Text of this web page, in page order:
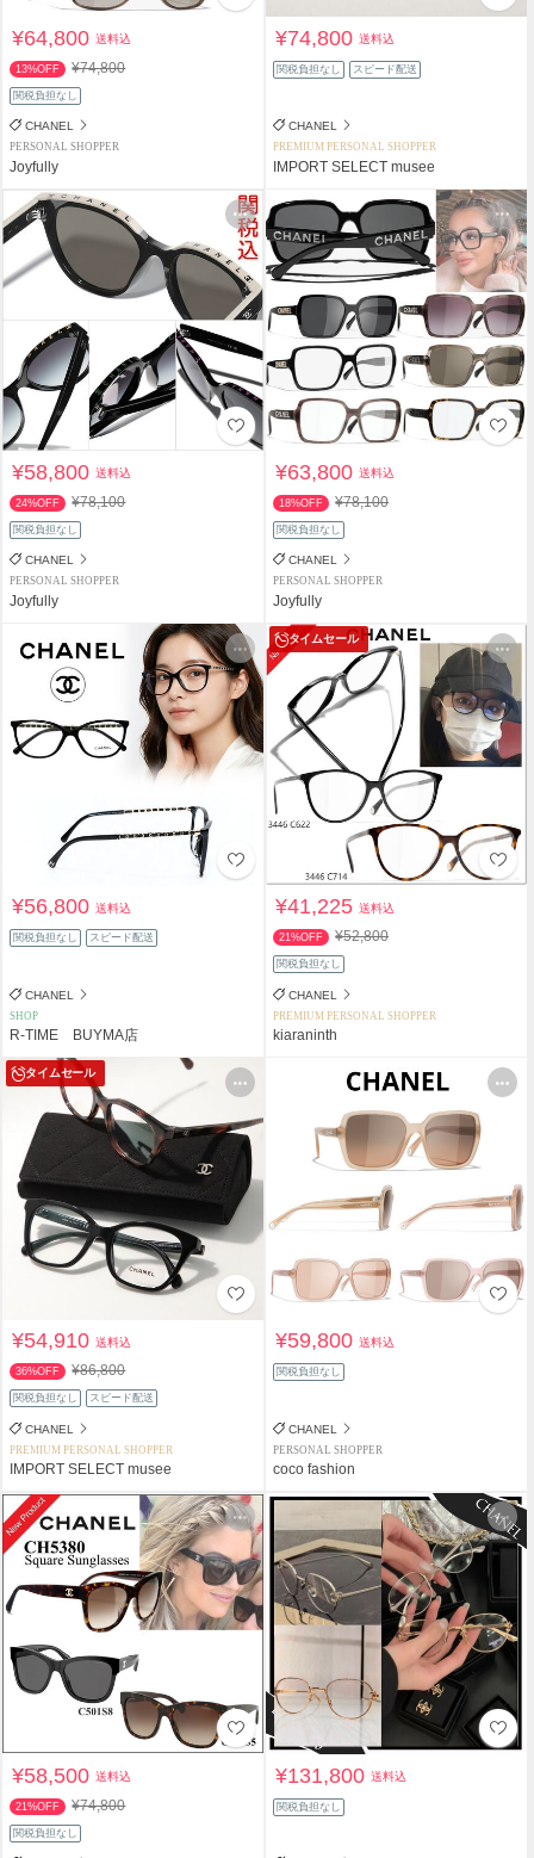
¥64,800送料込
13%OFF ¥74,800
関税負担なし
CHANEL
PERSONAL SHOPPER
Joyfully
¥74,800送料込
関税負担なし スピード配送
CHANEL
PREMIUM PERSONAL SHOPPER
IMPORT SELECT musee
¥58,800送料込
24%OFF ¥78,100
関税負担なし
CHANEL
PERSONAL SHOPPER
Joyfully
¥63,800送料込
18%OFF ¥78,100
関税負担なし
CHANEL
PERSONAL SHOPPER
Joyfully
¥56,800送料込
関税負担なし スピード配送
CHANEL
SHOP
R-TIME BUYMA店
タイムセール
¥41,225送料込
21%OFF ¥52,800
関税負担なし
CHANEL
PREMIUM PERSONAL SHOPPER
kiaraninth
タイムセール
¥54,910送料込
36%OFF ¥86,800
関税負担なし スピード配送
CHANEL
PREMIUM PERSONAL SHOPPER
IMPORT SELECT musee
¥59,800送料込
関税負担なし
CHANEL
PERSONAL SHOPPER
coco fashion
¥58,500送料込
21%OFF ¥74,800
関税負担なし
¥131,800送料込
関税負担なし